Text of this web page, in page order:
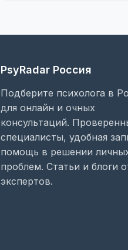
PsyRadar Россия
Подберите психолога в
для онлайн и очных
консультаций.
специалисты, удобная
помощь в решении
проблем. Статьи и блоги
экспертов.